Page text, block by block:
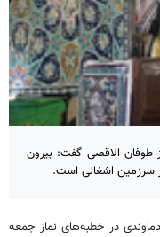
طوفان الاقصی گفت: بیرون
سرزمین اشغالی است.
در خطبه‌های نماز جمعه